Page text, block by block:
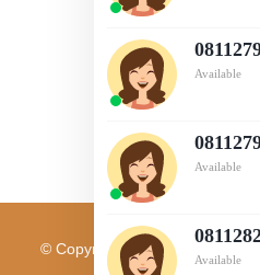
© Copyright 2003 - 2026 | PT.
Reserved |
Available
Available
Available